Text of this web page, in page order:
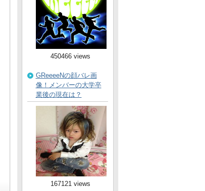
450466 views
GReeeeNの顔バレ画
像！メンバーの大学卒
業後の現在は？
167121 views